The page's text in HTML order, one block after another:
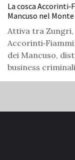
La cosca
Mancuso nel
Attiva tra Zungri,
dei Mancuso,
business criminali